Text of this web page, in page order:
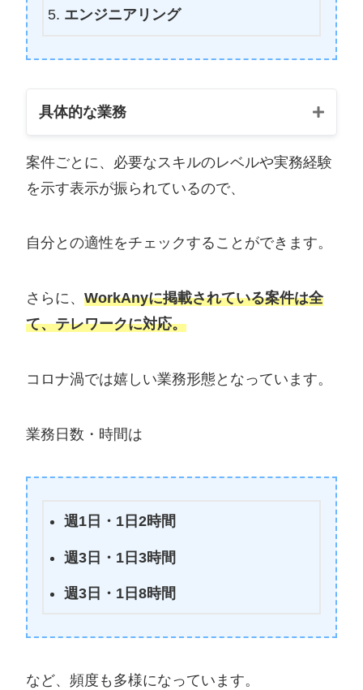
エンジニアリング
具体的な業務
マーケティングスクールでのオンライン
講師
サイトに掲載する企業の紹介
WEBデザイン記事の執筆データ入力など
の事務・お客様対応
案件ごとに、必要なスキルのレベルや実務経験
を示す表示が振られているので、
自分との適性をチェックすることができます。
さらに、WorkAnyに掲載されている案件は全
て、テレワークに対応。
コロナ渦では嬉しい業務形態となっています。
業務日数・時間は
週1日・1日2時間
週3日・1日3時間
週3日・1日8時間
など、頻度も多様になっています。